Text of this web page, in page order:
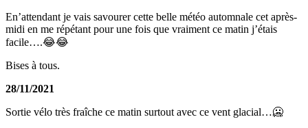
En’attendant je vais savourer cette belle météo automnale cet après-
midi en me répétant pour une fois que vraiment ce matin j’étais
facile….😂😂
Bises à tous.
28/11/2021
Sortie vélo très fraîche ce matin surtout avec ce vent glacial…🥶